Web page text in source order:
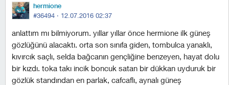
hermione
#36494 · 12.07.2016 02:37
anlattım mı bilmiyorum. yıllar yıllar önce hermione ilk güneş
gözlüğünü alacaktı. orta son sınıfa giden, tombulca yanaklı,
kıvırcık saçlı, selda bağcanın gençliğine benzeyen, hayat dolu
bir kızdı. toka takı incik boncuk satan bir dükkan uyduruk bir
gözlük standından en parlak, cafcaflı, aynalı güneş